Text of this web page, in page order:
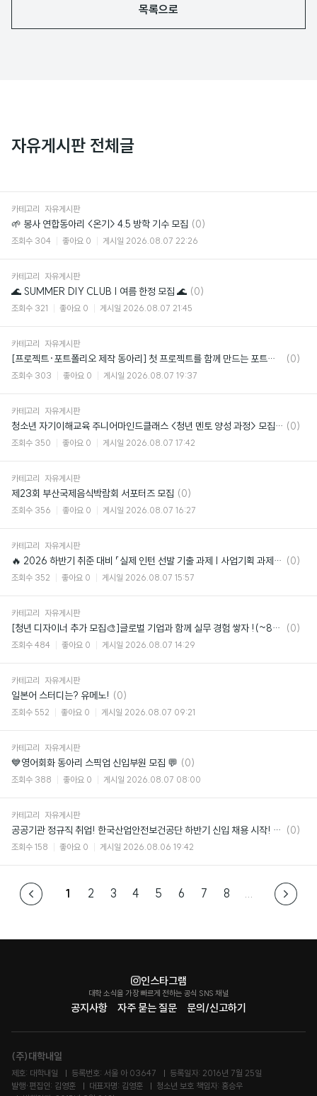
목록으로
자유게시판 전체글
카테고리 자유게시판
🌱 봉사 연합동아리 <온기> 4.5 방학 기수 모집 댓
글
(0)
조회수 304 좋아요 0 게시일 2026.08.07 22:26
카테고리 자유게시판
🌊 SUMMER DIY CLUB | 여름 한정 모집 🌊 댓
글
(0)
조회수 321 좋아요 0 게시일 2026.08.07 21:45
카테고리 자유게시판
[프로젝트·포트폴리오 제작 동아리] 첫 프로젝트를 함께 만드는 포트업 신입 부원 모집!
댓
(0)
조회수 303 좋아요 0 게시일 2026.08.07 19:37
카테고리 자유게시판
청소년 자기이해교육 주니어마인드클래스 <청년 멘토 양성 과정> 모집 (~8/19) 댓
(0)
조회수 350 좋아요 0 게시일 2026.08.07 17:42
카테고리 자유게시판
제23회 부산국제음식박람회 서포터즈 모집 댓
글
(0)
조회수 356 좋아요 0 게시일 2026.08.07 16:27
카테고리 자유게시판
🔥 2026 하반기 취준 대비 「실제 인턴 선발 기출 과제 | 사업기획 과제 모의고사 댓
(0)
조회수 352 좋아요 0 게시일 2026.08.07 15:57
카테고리 자유게시판
[청년 디자이너 추가 모집🎨]글로벌 기업과 함께 실무 경험 쌓자 !(~8/14 마감)
댓
(0)
조회수 484 좋아요 0 게시일 2026.08.07 14:29
카테고리 자유게시판
일본어 스터디는? 유메노! 댓
글
(0)
조회수 552 좋아요 0 게시일 2026.08.07 09:21
카테고리 자유게시판
💙영어회화 동아리 스픽업 신입부원 모집 💬 댓
글
(0)
조회수 388 좋아요 0 게시일 2026.08.07 08:00
카테고리 자유게시판
공공기관 정규직 취업! 한국산업안전보건공단 하반기 신입 채용 시작! (~8/24) 댓
(0)
조회수 158 좋아요 0 게시일 2026.08.06 19:42
1 2 3 4 5 6 7 8 ...
공지사항 자주 묻는 질문 문의/신고하기
인스타그램
대학 소식을 가장 빠르게 전하는 공식 SNS 채널
(주)대학내일
제호: 대학내일 등록번호: 서울 아 03647
등록일자: 2016년 7월 25일
발행·편집인: 김영훈
대표자명: 김영훈
청소년 보호 책임자: 홍승우